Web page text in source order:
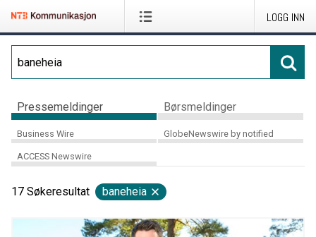
LOGG INN
Pressemeldinger Børsmeldinger
Business Wire GlobeNewswire by notified
ACCESS Newswire
17 Søkeresultat baneheia